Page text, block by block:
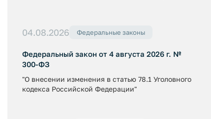
04.08.2026 Федеральные законы
Федеральный закон от 4 августа 2026 г. №
300-ФЗ
"О внесении изменения в статью 78.1 Уголовного
кодекса Российской Федерации"